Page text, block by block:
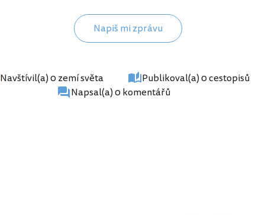
Napiš mi zprávu
Navštívil(a) 0 zemí světa Publikoval(a) 0 cestopisů
Napsal(a) 0 komentářů